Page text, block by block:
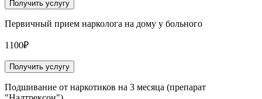
Получить услугу
Первичный прием нарколога на дому у больного
1100₽
Получить услугу
Подшивание от наркотиков на 3 месяца (препарат